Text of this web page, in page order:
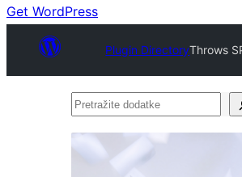
Get WordPress
Plugin DirectoryThrows
Pretražite